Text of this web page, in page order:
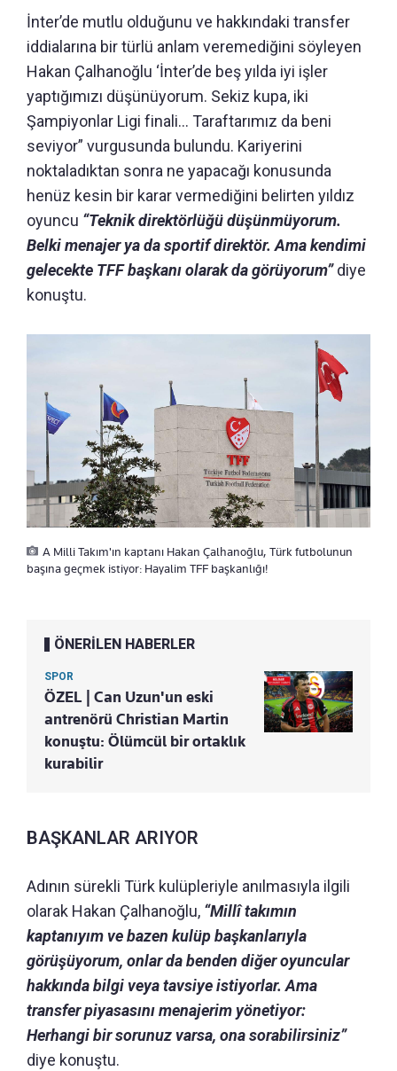
İnter’de mutlu olduğunu ve hakkındaki transfer
iddialarına bir türlü anlam veremediğini söyleyen
Hakan Çalhanoğlu ‘İnter’de beş yılda iyi işler
yaptığımızı düşünüyorum. Sekiz kupa, iki
Şampiyonlar Ligi finali… Taraftarımız da beni
seviyor” vurgusunda bulundu. Kariyerini
noktaladıktan sonra ne yapacağı konusunda
henüz kesin bir karar vermediğini belirten yıldız
oyuncu “Teknik direktörlüğü düşünmüyorum.
Belki menajer ya da sportif direktör. Ama kendimi
gelecekte TFF başkanı olarak da görüyorum”diye
konuştu.
A Milli Takım'ın kaptanı Hakan Çalhanoğlu, Türk futbolunun
başına geçmek istiyor: Hayalim TFF başkanlığı!
ÖNERİLEN HABERLER
SPOR
ÖZEL | Can Uzun'un eski
antrenörü Christian Martin
konuştu: Ölümcül bir ortaklık
kurabilir
BAŞKANLAR ARIYOR
Adının sürekli Türk kulüpleriyle anılmasıyla ilgili
olarak Hakan Çalhanoğlu, “Millî takımın
kaptanıyım ve bazen kulüp başkanlarıyla
görüşüyorum, onlar da benden diğer oyuncular
hakkında bilgi veya tavsiye istiyorlar. Ama
transfer piyasasını menajerim yönetiyor:
Herhangi bir sorunuz varsa, ona sorabilirsiniz”
diye konuştu.